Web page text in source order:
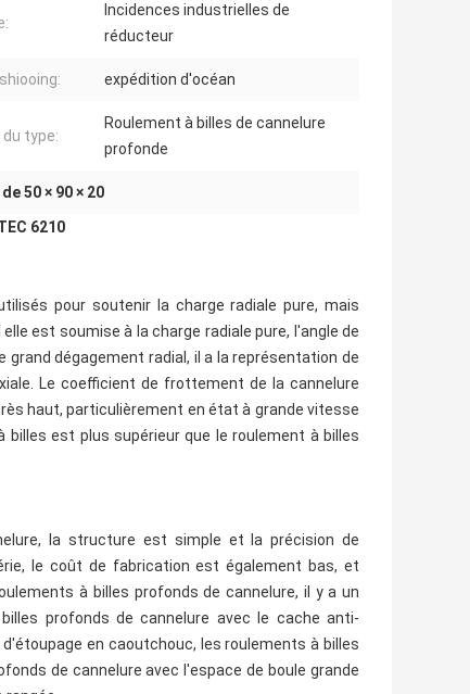
Incidences industrielles de
réducteur
expédition d'océan
type:
Roulement à billes de cannelure
profonde
50 × 90 × 20
6210
pour soutenir la charge radiale pure, mais
est soumise à la charge radiale pure, l'angle de
dégagement radial, il a la représentation de
Le coefficient de frottement de la cannelure
haut, particulièrement en état à grande vitesse
billes est plus supérieur que le roulement à billes
la structure est simple et la précision de
le coût de fabrication est également bas, et
à billes profonds de cannelure, il y a un
profonds de cannelure avec le cache anti-
en caoutchouc, les roulements à billes
de cannelure avec l'espace de boule grande